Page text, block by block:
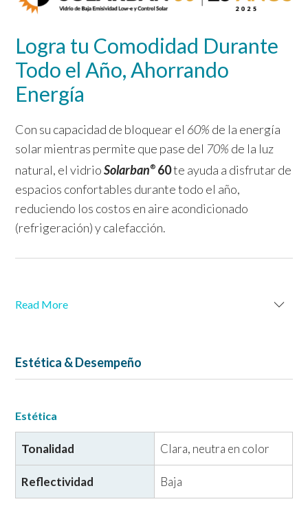
Logra tu Comodidad Durante
Todo el Año, Ahorrando
Energía
Con su capacidad de bloquear el 60% de la energía
solar mientras permite que pase del 70% de la luz
natural, el vidrioSolarban® 60te ayuda a disfrutar de
espacios confortables durante todo el año,
reduciendo los costos en aire acondicionado
(refrigeración) y calefacción.
Read More
Estética & Desempeño
Estética
Tonalidad Clara, neutra en color
Reflectividad Baja